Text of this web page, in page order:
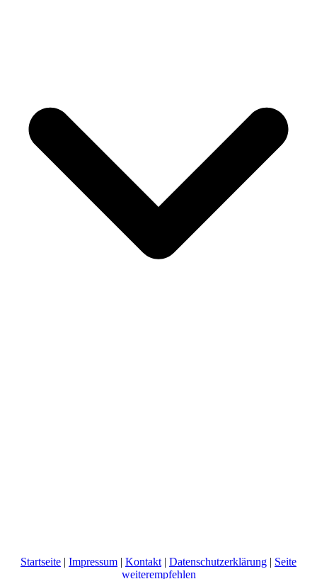
Startseite | Impressum | Kontakt | Datenschutzerklärung | Seite
weiterempfehlen